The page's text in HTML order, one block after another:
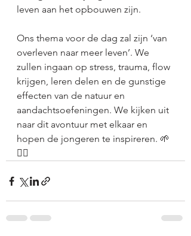
leven aan het opbouwen zijn.
Ons thema voor de dag zal zijn ‘van
overleven naar meer leven’. We
zullen ingaan op stress, trauma, flow
krijgen, leren delen en de gunstige
effecten van de natuur en
aandachtsoefeningen. We kijken uit
naar dit avontuur met elkaar en
hopen de jongeren te inspireren. 🌱
✌🏼